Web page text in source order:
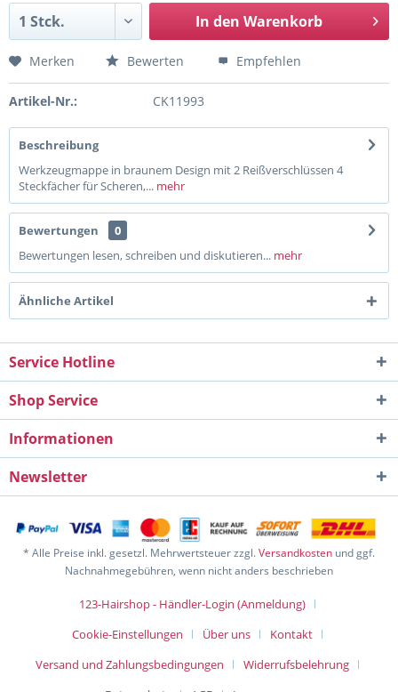
In den Warenkorb
Merken Bewerten Empfehlen
Artikel-Nr.: CK11993
Beschreibung
Werkzeugmappe in braunem Design mit 2 Reißverschlüssen 4
Steckfächer für Scheren,... mehr
Bewertungen
0
Bewertungen lesen, schreiben und diskutieren... mehr
Ähnliche Artikel
Service Hotline
Shop Service
Informationen
Newsletter
* Alle Preise inkl. gesetzl. Mehrwertsteuer zzgl.Versandkosten und ggf.
Nachnahmegebühren, wenn nicht anders beschrieben
123-Hairshop - Händler-Login (Anmeldung)
Cookie-Einstellungen
Über uns
Kontakt
Versand und Zahlungsbedingungen
Widerrufsbelehrung